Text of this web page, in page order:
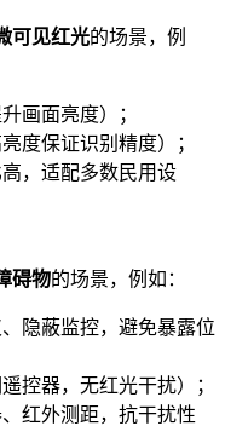
可见红光的场景，例
画面亮度）；
度保证识别精度）；
，适配多数民用设
碍物的场景，例如：
隐蔽监控，避免暴露位
控器，无红光干扰）；
红外测距，抗干扰性